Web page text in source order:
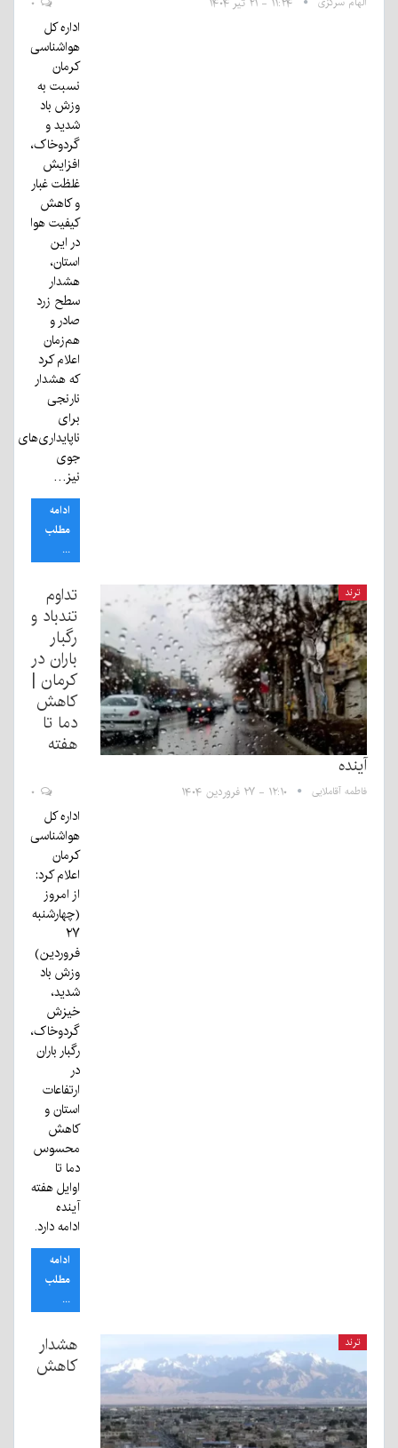
اداره کل
هواشناسی
کرمان
نسبت به
وزش باد
شدید و
گردوخاک،
افزایش
غلظت غبار
و کاهش
کیفیت هوا
در این
استان،
هشدار
سطح زرد
صادر و
هم‌زمان
اعلام کرد
که هشدار
نارنجی
برای
ناپایداری‌های
جوی
نیز…
ادامه
مطلب
...
ترند
تداوم
تندباد و
رگبار
باران در
کرمان |
کاهش
دما تا
هفته
آینده
فاطمه آقاملایی ۱۲:۱۰ - ۲۷ فروردین ۱۴۰۴
اداره کل
هواشناسی
کرمان
اعلام کرد:
از امروز
(چهارشنبه
۲۷
فروردین)
وزش باد
شدید،
خیزش
گردوخاک،
رگبار باران
در
ارتفاعات
استان و
کاهش
محسوس
دما تا
اوایل هفته
آینده
ادامه دارد.
ادامه
مطلب
...
ترند
هشدار
کاهش